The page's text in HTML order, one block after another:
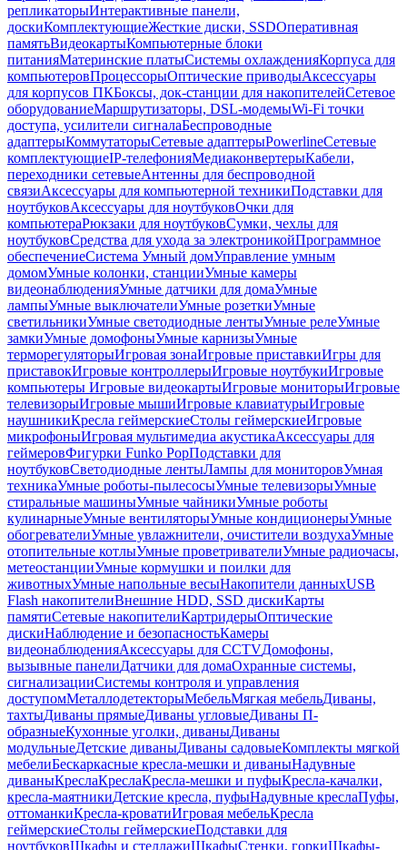
репликаторыИнтерактивные панели,
доскиКомплектующиеЖесткие диски, SSDОперативная
памятьВидеокартыКомпьютерные блоки
питанияМатеринские платыСистемы охлажденияКорпуса для
компьютеровПроцессорыОптические приводыАксессуары
для корпусов ПКБоксы, док-станции для накопителейСетевое
оборудованиеМаршрутизаторы, DSL-модемыWi-Fi точки
доступа, усилители сигналаБеспроводные
адаптерыКоммутаторыСетевые адаптерыPowerlineСетевые
комплектующиеIP-телефонияМедиаконвертерыКабели,
переходники сетевыеАнтенны для беспроводной
связиАксессуары для компьютерной техникиПодставки для
ноутбуковАксессуары для ноутбуковОчки для
компьютераРюкзаки для ноутбуковСумки, чехлы для
ноутбуковСредства для ухода за электроникойПрограммное
обеспечениеСистема Умный домУправление умным
домомУмные колонки, станцииУмные камеры
видеонаблюденияУмные датчики для домаУмные
лампыУмные выключателиУмные розеткиУмные
светильникиУмные светодиодные лентыУмные релеУмные
замкиУмные домофоныУмные карнизыУмные
терморегуляторыИгровая зонаИгровые приставкиИгры для
приставокИгровые контроллерыИгровые ноутбукиИгровые
компьютеры Игровые видеокартыИгровые мониторыИгровые
телевизорыИгровые мышиИгровые клавиатурыИгровые
наушникиКресла геймерскиеСтолы геймерскиеИгровые
микрофоныИгровая мультимедиа акустикаАксессуары для
геймеровФигурки Funko PopПодставки для
ноутбуковСветодиодные лентыЛампы для мониторовУмная
техникаУмные роботы-пылесосыУмные телевизорыУмные
стиральные машиныУмные чайникиУмные роботы
кулинарныеУмные вентиляторыУмные кондиционерыУмные
обогревателиУмные увлажнители, очистители воздухаУмные
отопительные котлыУмные проветривателиУмные радиочасы,
метеостанцииУмные кормушки и поилки для
животныхУмные напольные весыНакопители данныхUSB
Flash накопителиВнешние HDD, SSD дискиКарты
памятиСетевые накопителиКартридерыОптические
дискиНаблюдение и безопасностьКамеры
видеонаблюденияАксессуары для CCTVДомофоны,
вызывные панелиДатчики для домаОхранные системы,
сигнализацииСистемы контроля и управления
доступомМеталлодетекторыМебельМягкая мебельДиваны,
тахтыДиваны прямыеДиваны угловыеДиваны П-
образныеКухонные уголки, диваныДиваны
модульныеДетские диваныДиваны садовыеКомплекты мягкой
мебелиБескаркасные кресла-мешки и диваныНадувные
диваныКреслаКреслаКресла-мешки и пуфыКресла-качалки,
кресла-маятникиДетские кресла, пуфыНадувные креслаПуфы,
оттоманкиКресла-кроватиИгровая мебельКресла
геймерскиеСтолы геймерскиеПодставки для
ноутбуковШкафы и стеллажиШкафыСтенки, горкиШкафы-